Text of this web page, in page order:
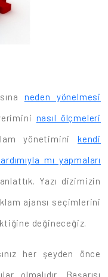
neden yönelmesi
nasıl ölçmeleri
yönetimini kendi
mı yapmaları
Yazı dizimizin
ajansı seçimlerini
değineceğiz.
her şeyden önce
olmalıdır. Başarısı